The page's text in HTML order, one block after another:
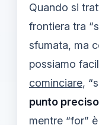
Quando si
frontiera tra
sfumata, ma
possiamo
cominciare,
punto
mentre “for”